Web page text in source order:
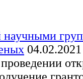
научными
04.02.2021